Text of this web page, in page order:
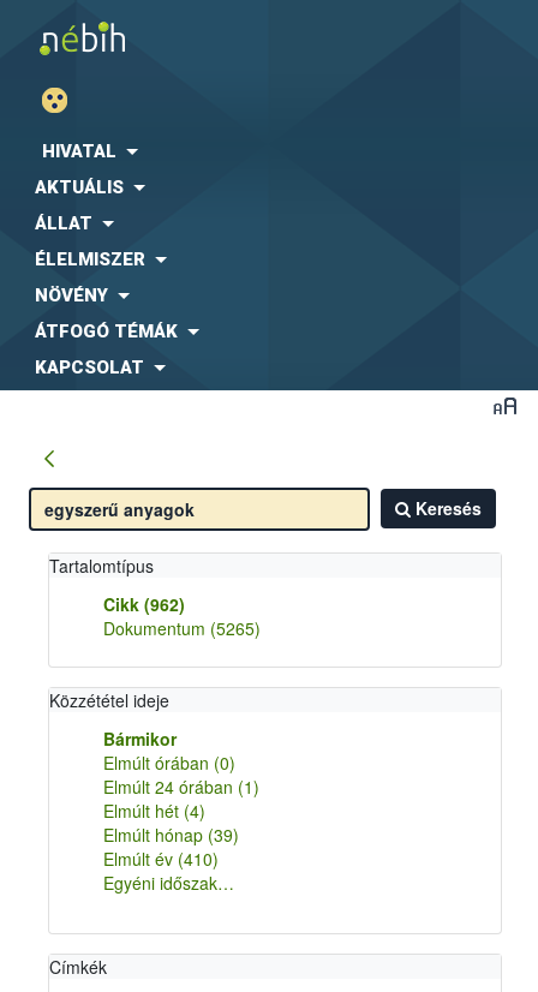
HIVATAL
AKTUÁLIS
ÁLLAT
ÉLELMISZER
NÖVÉNY
ÁTFOGÓ TÉMÁK
KAPCSOLAT
Keresés
Tartalomtípus
Cikk (962)
Dokumentum (5265)
Közzététel ideje
Bármikor
Elmúlt órában (0)
Elmúlt 24 órában (1)
Elmúlt hét (4)
Elmúlt hónap (39)
Elmúlt év (410)
Egyéni időszak…
Címkék